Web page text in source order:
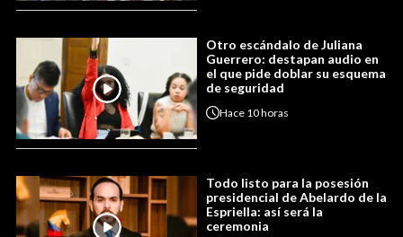
Otro escándalo de Juliana
Guerrero: destapan audio en
el que pide doblar su esquema
de seguridad
Hace 10 horas
Todo listo para la posesión
presidencial de Abelardo de la
Espriella: así será la
ceremonia